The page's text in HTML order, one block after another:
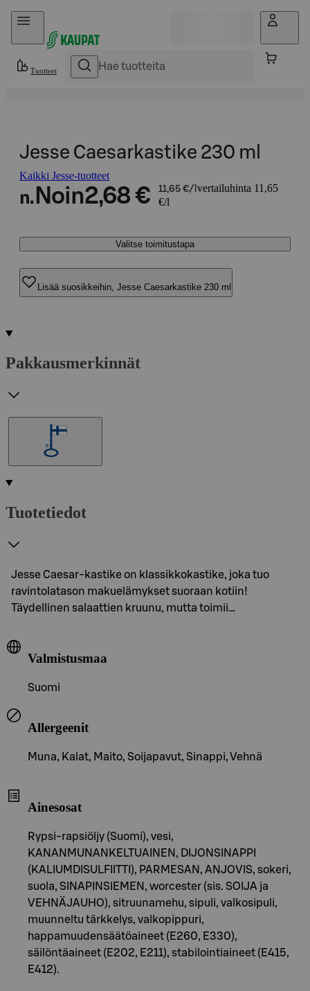
Hyppää sisältöön
Tuotteet
Jesse Caesarkastike 230 ml
Kaikki Jesse-tuotteet
n. Noin2,68 € 11,65 €/l vertailuhinta 11,65
€/l
Valitse toimitustapa
Lisää suosikkeihin, Jesse Caesarkastike 230 ml
Pakkausmerkinnät
Tuotetiedot
Jesse Caesar-kastike on klassikkokastike, joka tuo
ravintolatason makuelämykset suoraan kotiin!
Täydellinen salaattien kruunu, mutta toimii…
Valmistusmaa
Suomi
Allergeenit
Muna, Kalat, Maito, Soijapavut, Sinappi, Vehnä
Ainesosat
Rypsi-rapsiöljy (Suomi), vesi,
KANANMUNANKELTUAINEN, DIJONSINAPPI
(KALIUMDISULFIITTI), PARMESAN, ANJOVIS, sokeri,
suola, SINAPINSIEMEN, worcester (sis. SOIJA ja
VEHNÄJAUHO), sitruunamehu, sipuli, valkosipuli,
muunneltu tärkkelys, valkopippuri,
happamuudensäätöaineet (E260, E330),
säilöntäaineet (E202, E211), stabilointiaineet (E415,
E412).